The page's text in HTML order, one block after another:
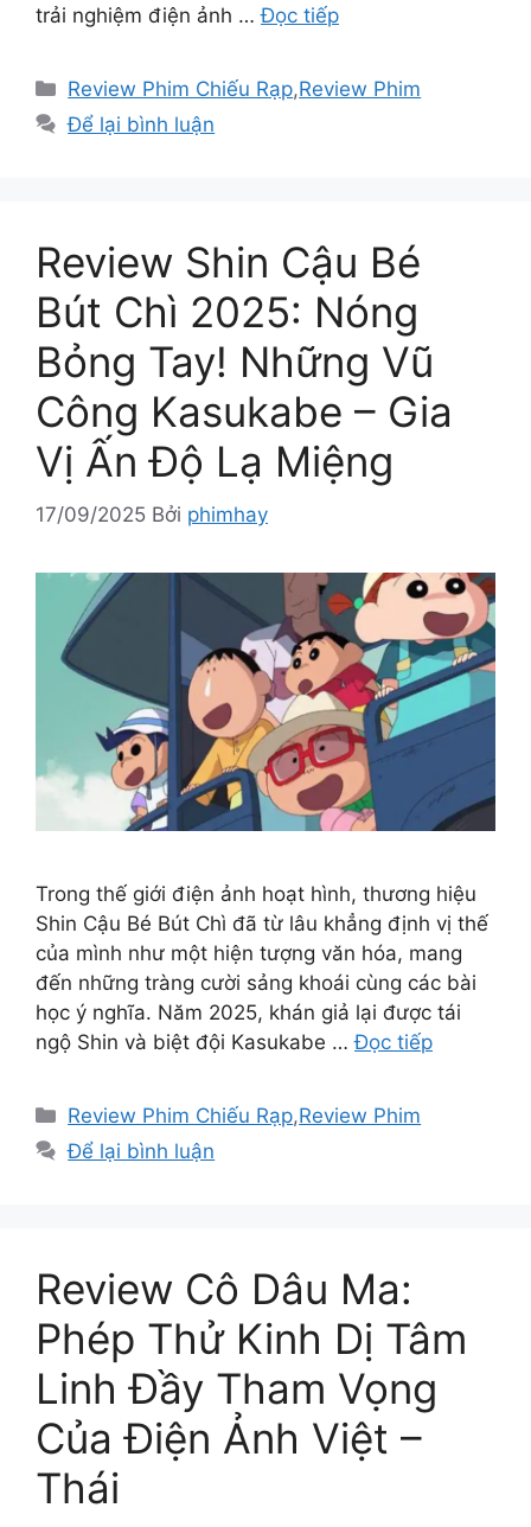
trải nghiệm điện ảnh …Đọc tiếp
Danh
mục
Review Phim Chiếu Rạp,Review Phim
Để lại bình luận
Review Shin Cậu Bé
Bút Chì 2025: Nóng
Bỏng Tay! Những Vũ
Công Kasukabe – Gia
Vị Ấn Độ Lạ Miệng
17/09/2025 Bởi phimhay
Trong thế giới điện ảnh hoạt hình, thương hiệu
Shin Cậu Bé Bút Chì đã từ lâu khẳng định vị thế
của mình như một hiện tượng văn hóa, mang
đến những tràng cười sảng khoái cùng các bài
học ý nghĩa. Năm 2025, khán giả lại được tái
ngộ Shin và biệt đội Kasukabe …Đọc tiếp
Danh
mục
Review Phim Chiếu Rạp,Review Phim
Để lại bình luận
Review Cô Dâu Ma:
Phép Thử Kinh Dị Tâm
Linh Đầy Tham Vọng
Của Điện Ảnh Việt –
Thái